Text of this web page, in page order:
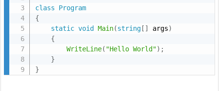
class
Program
{
static void Main(string[ ] args)
{
WriteLine( "Hello World") ;
}
}